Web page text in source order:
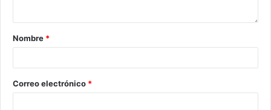
Nombre *
Correo electrónico *